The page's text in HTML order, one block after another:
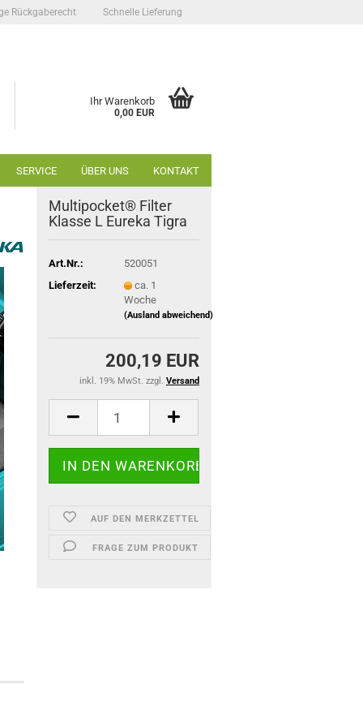
Rückgaberecht Schnelle Lieferung
Ihr Warenkorb
0,00 EUR
SERVICE ÜBER UNS KONTAKT
Multipocket® Filter
Klasse L Eureka Tigra
Art.Nr.:
520051
Lieferzeit:
ca. 1
Woche
(Ausland abweichend)
200,19 EUR
inkl. 19% MwSt. zzgl. Versand
AUF DEN MERKZETTEL
FRAGE ZUM PRODUKT